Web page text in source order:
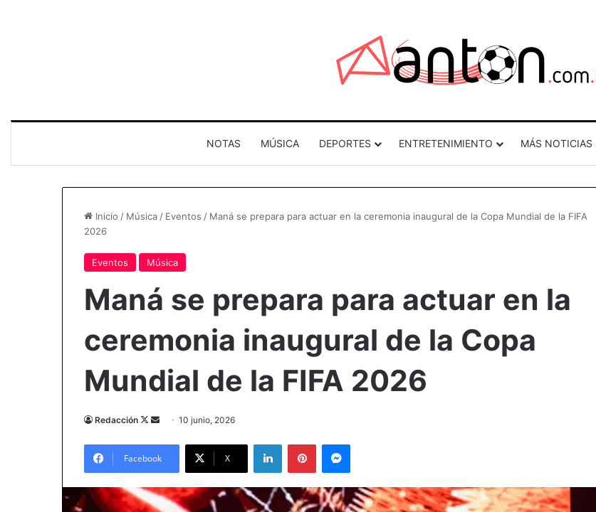
NOTAS MÚSICA DEPORTES ENTRETENIMIENTO MÁS NOTICIAS
Inicio / Música / Eventos / Maná se prepara para actuar en la ceremonia inaugural de la Copa Mundial de la FIFA
2026
Eventos Música
Maná se prepara para actuar en la
ceremonia inaugural de la Copa
Mundial de la FIFA 2026
Redacción
Follow
Send10 junio, 2026
Facebook X
LinkedInPinterestMessenger